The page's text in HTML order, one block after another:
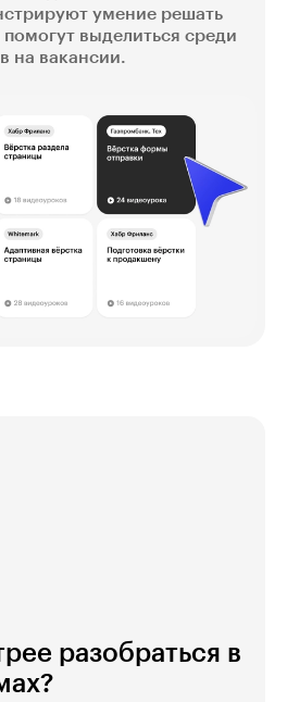
умение решать
выделиться среди
на вакансии.
разобраться в